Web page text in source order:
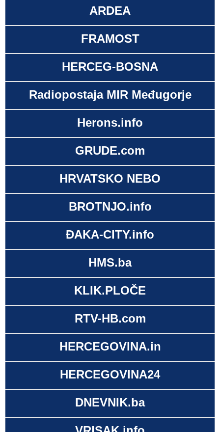
ARDEA
FRAMOST
HERCEG-BOSNA
Radiopostaja MIR Međugorje
Herons.info
GRUDE.com
HRVATSKO NEBO
BROTNJO.info
ĐAKA-CITY.info
HMS.ba
KLIK.PLOČE
RTV-HB.com
HERCEGOVINA.in
HERCEGOVINA24
DNEVNIK.ba